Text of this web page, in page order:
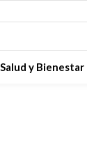
Salud y Bienestar